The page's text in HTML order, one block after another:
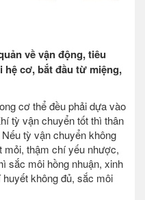
về vận động, tiêu
hệ cơ, bắt đầu từ miệng,
cơ thể đều phải dựa vào
tỳ vận chuyển tốt thì thân
tỳ vận chuyển không
mỏi, thậm chí yếu nhược,
sắc môi hồng nhuận, xinh
không đủ, sắc môi